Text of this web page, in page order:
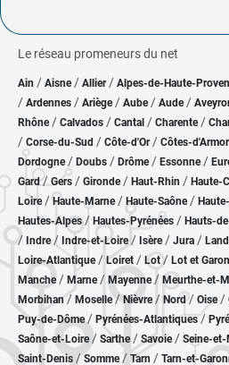
Le réseau promeneurs du net
Ain / Aisne/ Allier/ Alpes-de-Haute-
/ Ardennes / Ariège/ Aube/ Aude /
Rhône/ Calvados / Cantal / Charente /
/ Corse-du-Sud / Côte-d'Or / Côtes-d'Armor
Dordogne/ Doubs / Drôme/ Essonne /
Gard/ Gers / Gironde/ Haut-Rhin / Haute-
Loire/Haute-Marne/ Haute-Saône/
Hautes-Alpes/ Hautes-Pyrénées / Hauts-
/ Indre/ Indre-et-Loire/ Isère/ Jura /
Loire-Atlantique/ Loiret / Lot/ Lot et
Manche/ Marne/ Mayenne/ Meurthe-et-
Morbihan/ Moselle/ Nièvre / Nord/ Oise /
Puy-de-Dôme/ Pyrénées-Atlantiques /
Saône-et-Loire/ Sarthe/ Savoie/ Seine-et-
Saint-Denis /Somme/ Tarn / Tarn-et-